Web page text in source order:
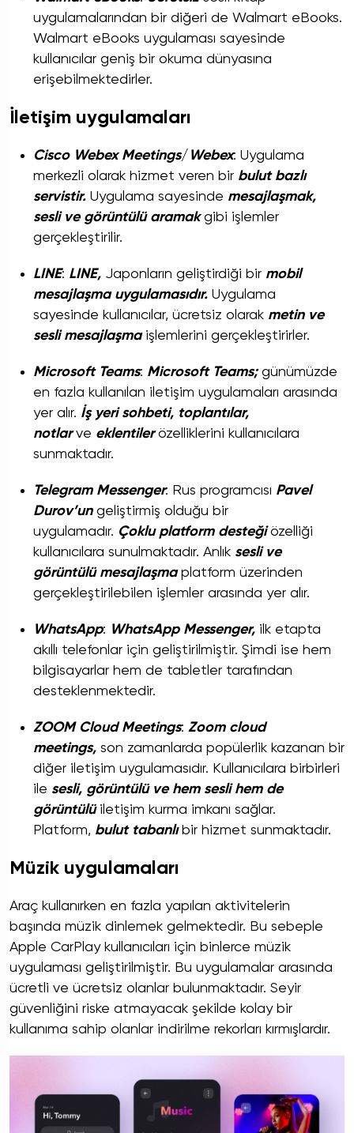
uygulamalarından bir diğeri de Walmart eBooks.
Walmart eBooks uygulaması sayesinde
kullanıcılar geniş bir okuma dünyasına
erişebilmektedirler.
İletişim uygulamaları
Cisco Webex Meetings/ Webex: Uygulama
merkezli olarak hizmet veren bir bulut bazlı
servistir. Uygulama sayesinde mesajlaşmak,
sesli ve görüntülü aramakgibi işlemler
gerçekleştirilir.
LINE: LINE, Japonların geliştirdiği bir mobil
mesajlaşma uygulamasıdır. Uygulama
sayesinde kullanıcılar, ücretsiz olarak metin ve
sesli mesajlaşma işlemlerini gerçekleştirirler.
Microsoft Teams: Microsoft Teams; günümüzde
en fazla kullanılan iletişim uygulamaları arasında
yer alır. İş yeri sohbeti, toplantılar,
notlarve eklentilerözelliklerini kullanıcılara
sunmaktadır.
Telegram Messenger: Rus programcısı Pavel
Durov’un geliştirmiş olduğu bir
uygulamadır. Çoklu platform desteğiözelliği
kullanıcılara sunulmaktadır. Anlık sesli ve
görüntülü mesajlaşmaplatform üzerinden
gerçekleştirilebilen işlemler arasında yer alır.
WhatsApp: WhatsApp Messenger, ilk etapta
akıllı telefonlar için geliştirilmiştir. Şimdi ise hem
bilgisayarlar hem de tabletler tarafından
desteklenmektedir.
ZOOM Cloud Meetings: Zoom cloud
meetings, son zamanlarda popülerlik kazanan bir
diğer iletişim uygulamasıdır. Kullanıcılara birbirleri
ile sesli, görüntülü ve hem sesli hem de
görüntülü iletişim kurma imkanı sağlar.
Platform, bulut tabanlı bir hizmet sunmaktadır.
Müzik uygulamaları
Araç kullanırken en fazla yapılan aktivitelerin
başında müzik dinlemek gelmektedir. Bu sebeple
Apple CarPlay kullanıcıları için binlerce müzik
uygulaması geliştirilmiştir. Bu uygulamalar arasında
ücretli ve ücretsiz olanlar bulunmaktadır. Seyir
güvenliğini riske atmayacak şekilde kolay bir
kullanıma sahip olanlar indirilme rekorları kırmışlardır.